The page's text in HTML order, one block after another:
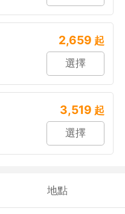
2,659 起
選擇
3,519 起
選擇
地點